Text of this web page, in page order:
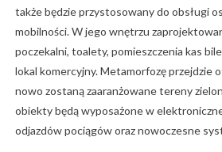
także będzie przystosowany do obsługi
mobilności. W jego wnętrzu
poczekalni, toalety, pomieszczenia kas
lokal komercyjny. Metamorfozę przejdzie
nowo zostaną zaaranżowane tereny
obiekty będą wyposażone w
odjazdów pociągów oraz nowoczesne